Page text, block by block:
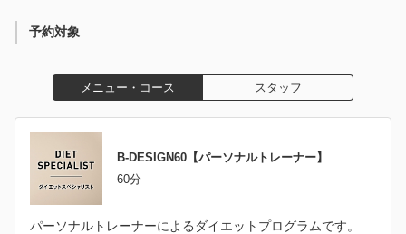
予約対象
メニュー・コース スタッフ
B-DESIGN60【パーソナルトレーナー】
60分
パーソナルトレーナーによるダイエットプログラムです。